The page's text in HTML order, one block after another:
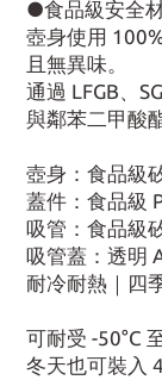
●食品級安全
壺身使用
且無異味。
通過 LFGB、
與鄰苯二甲酸
壺身：食品級
蓋件：食品級
吸管：食品級
吸管蓋：透明
耐冷耐熱｜四
可耐受 -50°C
冬天也可裝入